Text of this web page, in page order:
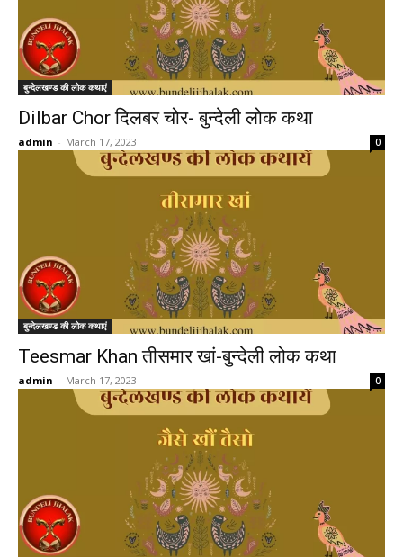
बुन्देलखण्ड की लोक कथाएं
Dilbar Chor दिलबर चोर- बुन्देली लोक कथा
admin - March 17, 2023 0
बुन्देलखण्ड की लोक कथाएं
Teesmar Khan तीसमार खां-बुन्देली लोक कथा
admin - March 17, 2023 0